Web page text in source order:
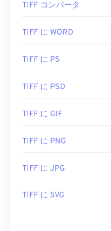
TIFF コンバータ
TIFF に WORD
TIFF に PS
TIFF に PSD
TIFF に GIF
TIFF に PNG
TIFF に JPG
TIFF に SVG